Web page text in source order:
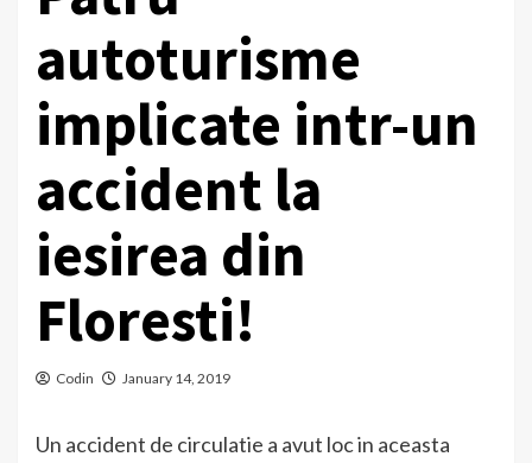
autoturisme
implicate intr-un
accident la
iesirea din
Floresti!
Codin January 14, 2019
Un accident de circulatie a avut loc in aceasta